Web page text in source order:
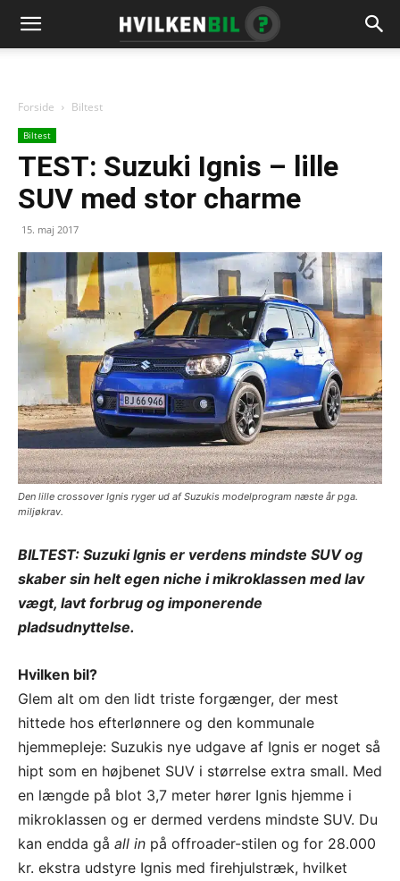
Forside Biltest
Biltest
TEST: Suzuki Ignis – lille
SUV med stor charme
15. maj 2017
Den lille crossover Ignis ryger ud af Suzukis modelprogram næste år pga.
miljøkrav.
BILTEST: Suzuki Ignis er verdens mindste SUV og
skaber sin helt egen niche i mikroklassen med lav
vægt, lavt forbrug og imponerende
pladsudnyttelse.
Hvilken bil?
Glem alt om den lidt triste forgænger, der mest
hittede hos efterlønnere og den kommunale
hjemmepleje: Suzukis nye udgave af Ignis er noget så
hipt som en højbenet SUV i størrelse extra small. Med
en længde på blot 3,7 meter hører Ignis hjemme i
mikroklassen og er dermed verdens mindste SUV. Du
kan endda gå all in på offroader-stilen og for 28.000
kr. ekstra udstyre Ignis med firehjulstræk, hvilket